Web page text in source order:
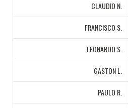
CLAUDIO N.
FRANCISCO S.
LEONARDO S.
GASTON L.
PAULO R.